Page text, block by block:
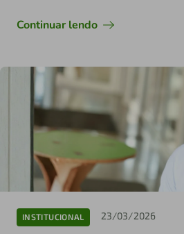
Continuar lendo
INSTITUCIONAL 23/03/2026